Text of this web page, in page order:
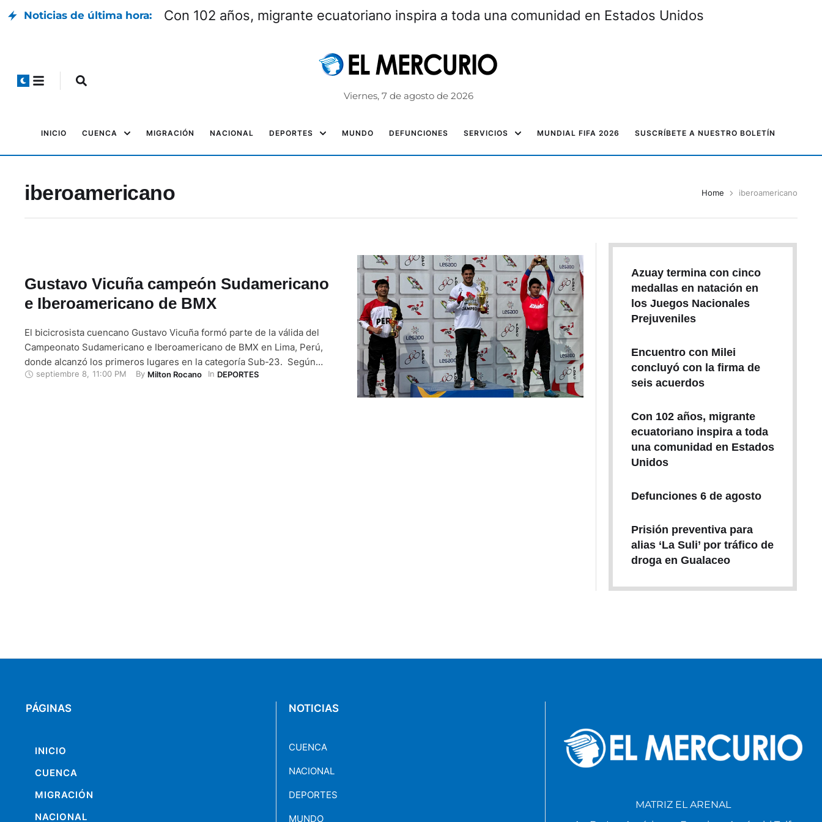
Noticias de última hora: Con 102 años, migrante ecuatoriano inspira a toda una comunidad en Estados Unidos
Viernes, 7 de agosto de 2026
INICIO CUENCA MIGRACIÓN NACIONAL DEPORTES MUNDO DEFUNCIONES SERVICIOS MUNDIAL FIFA 2026 SUSCRÍBETE A NUESTRO BOLETÍN
iberoamericano Home iberoamericano
Gustavo Vicuña campeón Sudamericano
e Iberoamericano de BMX
El bicicrosista cuencano Gustavo Vicuña formó parte de la válida del
Campeonato Sudamericano e Iberoamericano de BMX en Lima, Perú,
donde alcanzó los primeros lugares en la categoría Sub-23. Según
relata su padre, quien lleva el mismo nombre, Gustavo Vicuña, su hijo
septiembre 8 11:00 PM By Milton Rocano In DEPORTES
Azuay termina con cinco
medallas en natación en
los Juegos Nacionales
Prejuveniles
Encuentro con Milei
concluyó con la firma de
seis acuerdos
Con 102 años, migrante
ecuatoriano inspira a toda
una comunidad en Estados
Unidos
Defunciones 6 de agosto
Prisión preventiva para
alias ‘La Suli’ por tráfico de
droga en Gualaceo
PÁGINAS
INICIO
CUENCA
MIGRACIÓN
NACIONAL
NOTICIAS
CUENCA
NACIONAL
DEPORTES
MUNDO
MATRIZ EL ARENAL